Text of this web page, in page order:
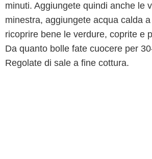
minuti. Aggiungete quindi anche le
minestra, aggiungete acqua calda
ricoprire bene le verdure, coprite e
Da quanto bolle fate cuocere per
Regolate di sale a fine cottura.